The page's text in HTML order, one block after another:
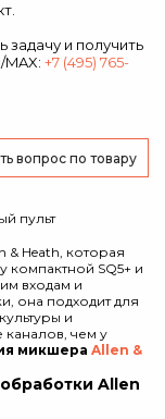
задачу и получить
+7 (495) 765-
вопроспо товару
& Heath, которая
SQ5+ и
входам и
она подходит для
и
каналов, чем у
микшера Allen &
Allen